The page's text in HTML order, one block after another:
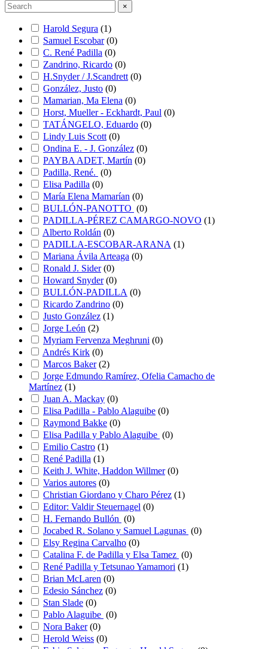
×
Harold Segura (1)
Samuel Escobar (0)
C. René Padilla (0)
Zandrino, Ricardo (0)
H.Snyder / J.Scandrett (0)
González, Justo (0)
Mamarian, Ma Elena (0)
Horst, Mueller - Eckhardt, Paul (0)
TATÁNGELO, Eduardo (0)
Lindy Luis Scott (0)
Ondina E. - J. González (0)
PAYBA ADET, Martín (0)
Padilla, René. (0)
Elisa Padilla (0)
María Elena Mamarían (0)
BULLÓN-PANOTTO (0)
PADILLA-PÉREZ CAMARGO-NOVO (1)
Alberto Roldán (0)
PADILLA-ESCOBAR-ARANA (1)
Mariana Ávila Arteaga (0)
Ronald J. Sider (0)
Howard Snyder (0)
BULLÓN-PADILLA (0)
Ricardo Zandrino (0)
Justo González (1)
Jorge León (2)
Myriam Fervenza Meghruni (0)
Andrés Kirk (0)
Marcos Baker (2)
Jorge Edmundo Ramírez, Ofelia Camacho de
Martínez (1)
Juan A. Mackay (0)
Elisa Padilla - Pablo Alaguibe (0)
Raymond Bakke (0)
Elisa Padilla y Pablo Alaguibe (0)
Emilio Castro (1)
René Padilla (1)
Keith J. White, Haddon Willmer (0)
Varios autores (0)
Christian Giordano y Charo Pérez (1)
Editor: Valdir Steuernagel (0)
H. Fernando Bullón (0)
Jocabed R. Solano y Samuel Lagunas (0)
Elsy Regina Carvalho (0)
Catalina F. de Padilla y Elsa Tamez (0)
René Padilla y Tetsunao Yamamori (1)
Brian McLaren (0)
Edesio Sánchez (0)
Stan Slade (0)
Pablo Alaguibe (0)
Nora Baker (0)
Herold Weiss (0)